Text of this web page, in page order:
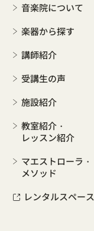
音楽院について
楽器から探す
講師紹介
受講生の声
施設紹介
教室紹介・
レッスン紹介
マエストローラ・
メソッド
レンタルスペース